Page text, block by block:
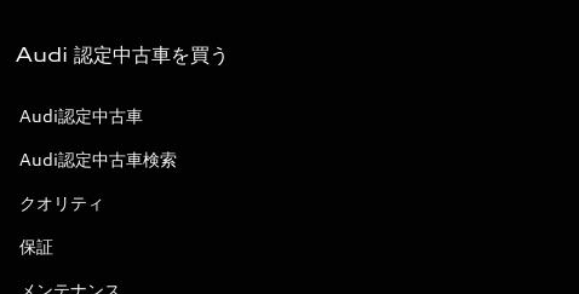
Audi 認定中古車を買う
Audi認定中古車
Audi認定中古車検索
クオリティ
保証
メンテナンス